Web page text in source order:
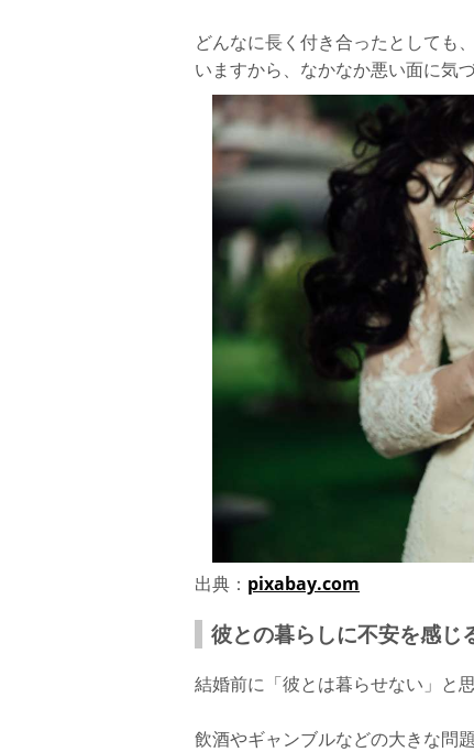
どんなに長く付き合ったとしても
いますから、なかなか悪い面に気
出典： pixabay.com
彼との暮らしに不安を感じ
結婚前に「彼とは暮らせない」と
飲酒やギャンブルなどの大きな問